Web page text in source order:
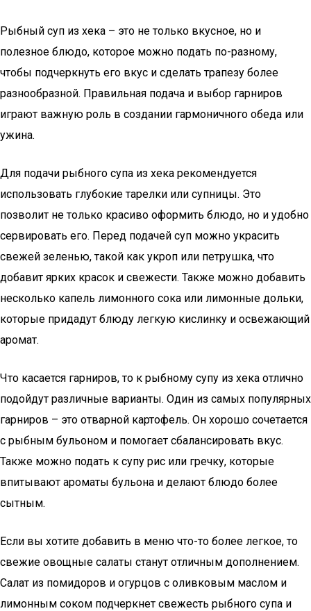
Рыбный суп из хека – это не только вкусное, но и
полезное блюдо, которое можно подать по-разному,
чтобы подчеркнуть его вкус и сделать трапезу более
разнообразной. Правильная подача и выбор гарниров
играют важную роль в создании гармоничного обеда или
ужина.
Для подачи рыбного супа из хека рекомендуется
использовать глубокие тарелки или супницы. Это
позволит не только красиво оформить блюдо, но и удобно
сервировать его. Перед подачей суп можно украсить
свежей зеленью, такой как укроп или петрушка, что
добавит ярких красок и свежести. Также можно добавить
несколько капель лимонного сока или лимонные дольки,
которые придадут блюду легкую кислинку и освежающий
аромат.
Что касается гарниров, то к рыбному супу из хека отлично
подойдут различные варианты. Один из самых популярных
гарниров – это отварной картофель. Он хорошо сочетается
с рыбным бульоном и помогает сбалансировать вкус.
Также можно подать к супу рис или гречку, которые
впитывают ароматы бульона и делают блюдо более
сытным.
Если вы хотите добавить в меню что-то более легкое, то
свежие овощные салаты станут отличным дополнением.
Салат из помидоров и огурцов с оливковым маслом и
лимонным соком подчеркнет свежесть рыбного супа и